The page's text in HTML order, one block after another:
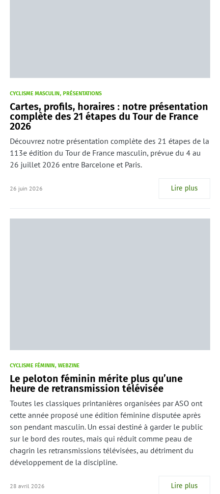
CYCLISME MASCULIN PRÉSENTATIONS
Cartes, profils, horaires : notre présentation
complète des 21 étapes du Tour de France
2026
Découvrez notre présentation complète des 21 étapes de la
113e édition du Tour de France masculin, prévue du 4 au
26 juillet 2026 entre Barcelone et Paris.
26 juin 2026 Lire plus
CYCLISME FÉMININ WEBZINE
Le peloton féminin mérite plus qu’une
heure de retransmission télévisée
Toutes les classiques printanières organisées par ASO ont
cette année proposé une édition féminine disputée après
son pendant masculin. Un essai destiné à garder le public
sur le bord des routes, mais qui réduit comme peau de
chagrin les retransmissions télévisées, au détriment du
développement de la discipline.
28 avril 2026 Lire plus